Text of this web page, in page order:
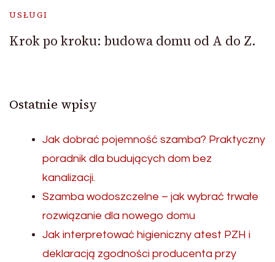
USŁUGI
Krok po kroku: budowa domu od A do Z.
Ostatnie wpisy
Jak dobrać pojemność szamba? Praktyczny
poradnik dla budujących dom bez
kanalizacji.
Szamba wodoszczelne – jak wybrać trwałe
rozwiązanie dla nowego domu
Jak interpretować higieniczny atest PZH i
deklaracją zgodności producenta przy